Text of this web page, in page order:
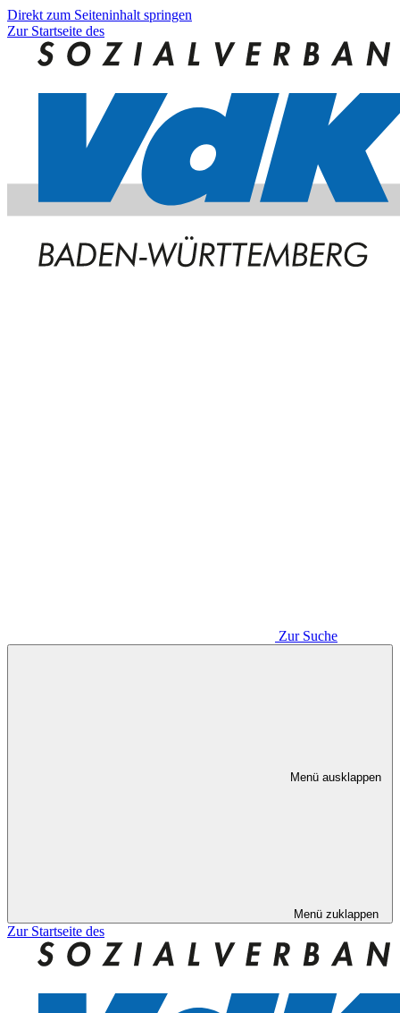
Direkt zum Seiteninhalt springen
Zur Startseite des
Zur Suche
Menü ausklappen
Menü zuklappen
Zur Startseite des